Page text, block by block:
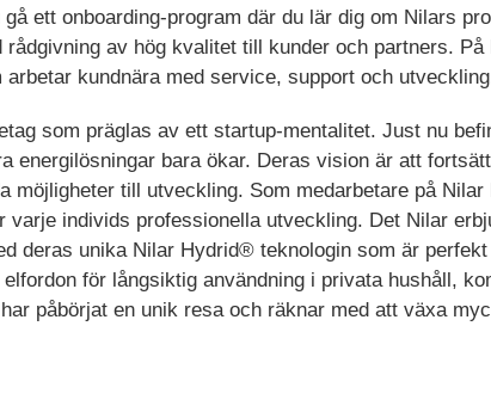
ett onboarding-program där du lär dig om Nilars
rådgivning av hög kvalitet till kunder och partners.
kundnära med service, support och
som präglas av ett startup-mentalitet. Just nu
energilösningar bara ökar. Deras vision är att
möjligheter till utveckling. Som medarbetare på
varje individs professionella utveckling. Det Nilar
deras unika Nilar Hydrid® teknologin som är
för långsiktig användning i privata hushåll,
påbörjat en unik resa och räknar med att växa